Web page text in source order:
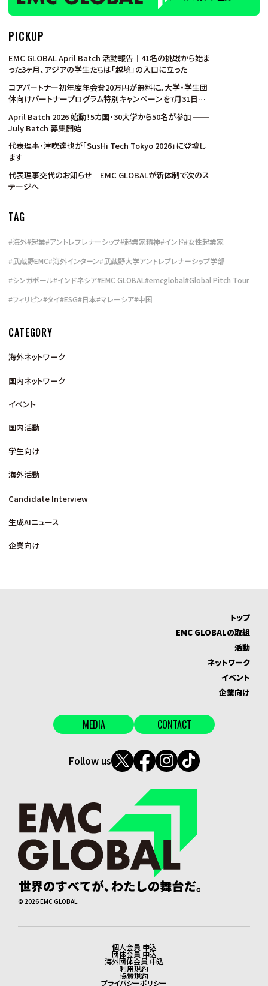
PICKUP
EMC GLOBAL April Batch 活動報告｜41名の挑戦から始ま
った3ヶ月、アジアの学生たちは「越境」の入口に立った
コアパートナー初年度年会費20万円が無料に。大学・学生団
体向けパートナープログラム特別キャンペーンを7月31日ま
April Batch 2026 始動！5カ国・30大学から50名が参加 ──
July Batch 募集開始
代表理事・津吹達也が「SusHi Tech Tokyo 2026」に登壇し
ます
代表理事交代のお知らせ｜EMC GLOBALが新体制で次のス
テージへ
TAG
#海外#起業#アントレプレナーシップ#起業家精神#インド#女性起業家
#武蔵野EMC#海外インターン#武蔵野大学アントレプレナーシップ学部
#シンガポール#インドネシア#EMC GLOBAL#emcglobal#Global Pitch Tour
#フィリピン#タイ#ESG#日本#マレーシア#中国
CATEGORY
海外ネットワーク
国内ネットワーク
イベント
国内活動
学生向け
海外活動
Candidate Interview
生成AIニュース
企業向け
© 2026EMC GLOBAL.
トップ
EMC GLOBALの取組
活動
ネットワーク
イベント
企業向け
MEDIA CONTACT
Follow us
個人会員 申込
団体会員 申込
海外団体会員 申込
利用規約
協賛規約
プライバシーポリシー